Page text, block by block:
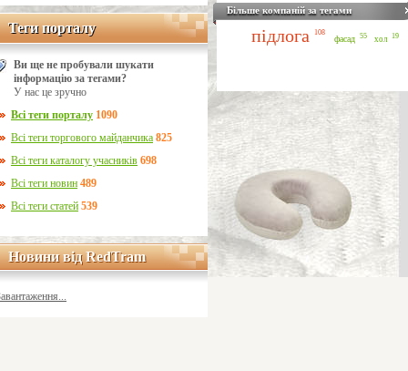
Теги порталу
Теги порталу
Ви ще не пробували шукати
інформацію за тегами?
У нас це зручно
Всі теги порталу 1090
Всі теги торгового майданчика 825
Всі теги каталогу учасників 698
Всі теги новин 489
Всі теги статей 539
Новини від RedTram
Новини від RedTram
Більше компаній за тегами
підлога 108
фасад 55 хол 19